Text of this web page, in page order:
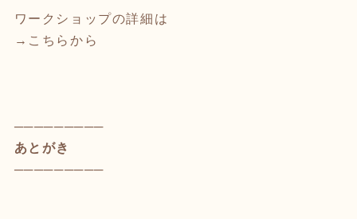
ワークショップの詳細は
→こちらから
─────────
あとがき
─────────